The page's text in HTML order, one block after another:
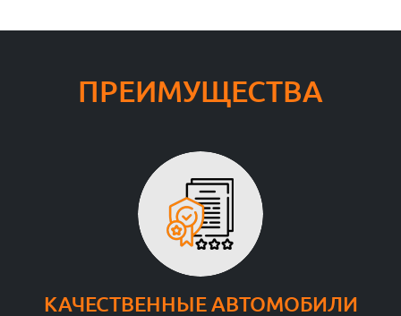
ПРЕИМУЩЕСТВА
КАЧЕСТВЕННЫЕ АВТОМОБИЛИ